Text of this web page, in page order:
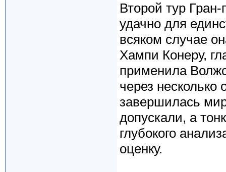
Второй тур
удачно для
всяком случае
Хампи Конеру,
применила
через
завершилась
допускали, а
глубокого
оценку.